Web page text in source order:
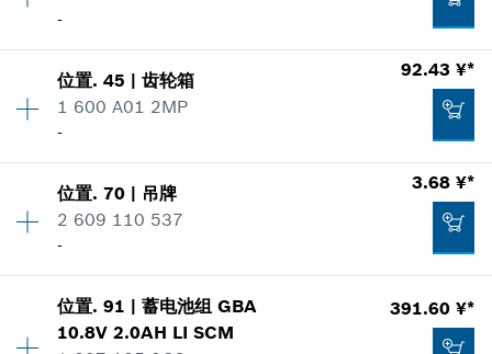
*显示的价格包含增值税
3.95 ¥*
使用证明
显示在插图
10.28 ¥*
加入购物车
-
数量 1
价格类组: 00
使用证明
显示在插图
9.79 ¥*
位置.45 |齿轮箱
1 600 A01 2MP
-
92.43 ¥*
数量
1
价格类组: 00
使用证明
显示在插图
位置.70 | 吊牌
2 609 110 537
-
3.68 ¥*
数量 2
价格类组:00
位置.91 |蓄电池组 GBA
10.8V 2.0AH LI SCM
391.60 ¥*